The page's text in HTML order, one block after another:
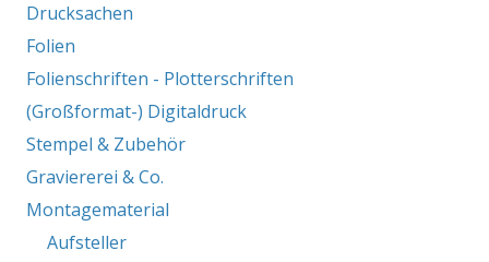
Drucksachen
Folien
Folienschriften - Plotterschriften
(Großformat-) Digitaldruck
Stempel & Zubehör
Graviererei & Co.
Montagematerial
Aufsteller